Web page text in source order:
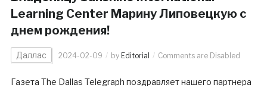
Learning Center Марину Липовецкую с
днем рождения!
Даллас 2024-02-09 by Editorial Comments are Disabled
Газета The Dallas Telegraph поздравляет нашего партнера